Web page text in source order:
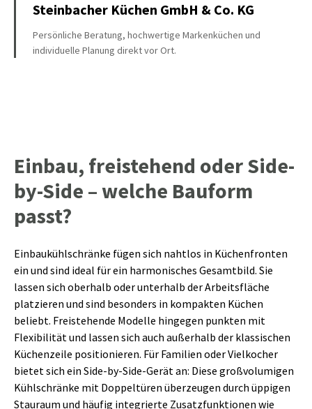
Steinbacher Küchen GmbH & Co. KG
Persönliche Beratung, hochwertige Markenküchen und
individuelle Planung direkt vor Ort.
Einbau, freistehend oder Side-
by-Side – welche Bauform
passt?
Einbaukühlschränke fügen sich nahtlos in Küchenfronten
ein und sind ideal für ein harmonisches Gesamtbild. Sie
lassen sich oberhalb oder unterhalb der Arbeitsfläche
platzieren und sind besonders in kompakten Küchen
beliebt. Freistehende Modelle hingegen punkten mit
Flexibilität und lassen sich auch außerhalb der klassischen
Küchenzeile positionieren. Für Familien oder Vielkocher
bietet sich ein Side-by-Side-Gerät an: Diese großvolumigen
Kühlschränke mit Doppeltüren überzeugen durch üppigen
Stauraum und häufig integrierte Zusatzfunktionen wie